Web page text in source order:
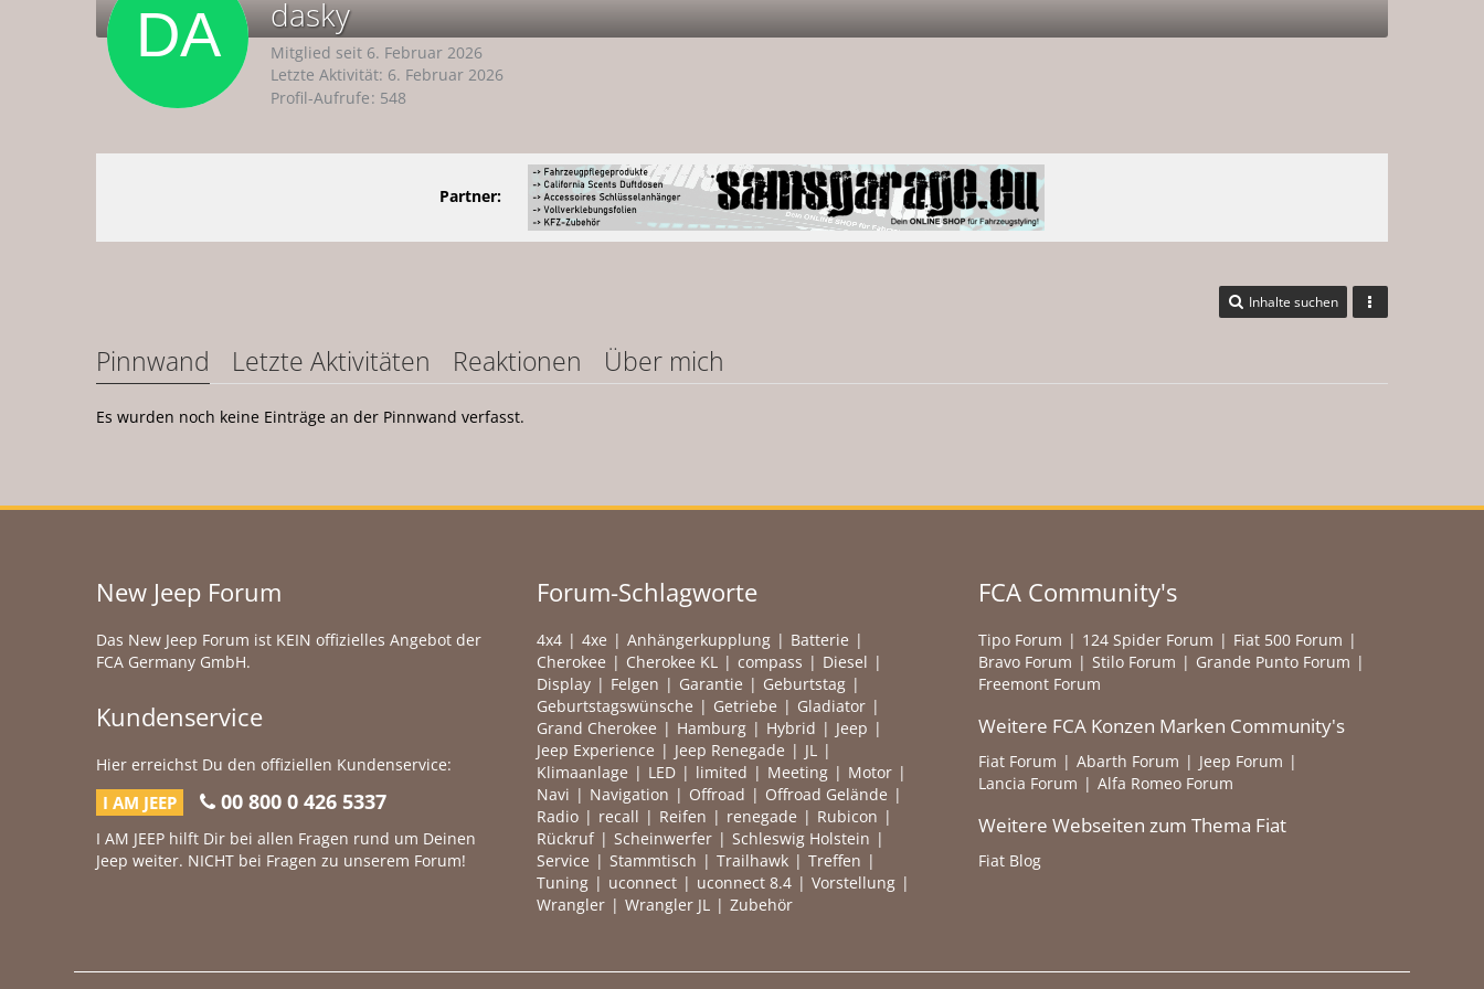
dasky
Mitglied seit 6. Februar 2026
Letzte Aktivität: 6. Februar 2026
Profil-Aufrufe 548
Partner:
Inhalte suchen
Pinnwand Letzte Aktivitäten Reaktionen Über mich
Es wurden noch keine Einträge an der Pinnwand verfasst.
New Jeep Forum
Das New Jeep Forum ist KEIN offizielles Angebot der
FCA Germany GmbH.
Kundenservice
Hier erreichst Du den offiziellen Kundenservice:
I AM JEEP 00 800 0 426 5337
I AM JEEP hilft Dir bei allen Fragen rund um Deinen
Jeep weiter. NICHT bei Fragen zu unserem Forum!
Forum-Schlagworte
4x4 4xe Anhängerkupplung
Batterie
Cherokee
Cherokee KL compass
Diesel
Display
Felgen Garantie
Geburtstag
Geburtstagswünsche
Getriebe
Gladiator
Grand Cherokee
Hamburg Hybrid
Jeep
Jeep Experience
Jeep Renegade
JL
Klimaanlage
LED limited Meeting
Motor
Navi
Navigation Offroad
Offroad Gelände
Radio
recall Reifen renegade
Rubicon
Rückruf
Scheinwerfer
Schleswig Holstein
Service
Stammtisch Trailhawk
Treffen
Tuning
uconnect uconnect 8.4
Vorstellung
Wrangler
Wrangler JL Zubehör
FCA Community's
Tipo Forum 124 Spider Forum
Fiat 500 Forum
Bravo Forum
Stilo Forum
Grande Punto Forum
Freemont Forum
Weitere FCA Konzen Marken Community's
Fiat Forum Abarth Forum
Jeep Forum
Lancia Forum
Alfa Romeo Forum
Weitere Webseiten zum Thema Fiat
Fiat Blog